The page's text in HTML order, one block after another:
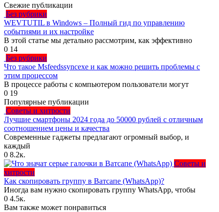
Свежие публикации
Без рубрики
WEVTUTIL в Windows – Полный гид по управлению
событиями и их настройке
В этой статье мы детально рассмотрим, как эффективно
0 14
Без рубрики
Что такое Msfeedssyncexe и как можно решить проблемы с
этим процессом
В процессе работы с компьютером пользователи могут
0 19
Популярные публикации
Советы и хитрости
Лучшие смартфоны 2024 года до 50000 рублей с отличным
соотношением цены и качества
Современные гаджеты предлагают огромный выбор, и
каждый
0 8.2к.
Советы и
хитрости
Как скопировать группу в Ватсапе (WhatsApp)?
Иногда вам нужно скопировать группу WhatsApp, чтобы
0 4.5к.
Вам также может понравиться